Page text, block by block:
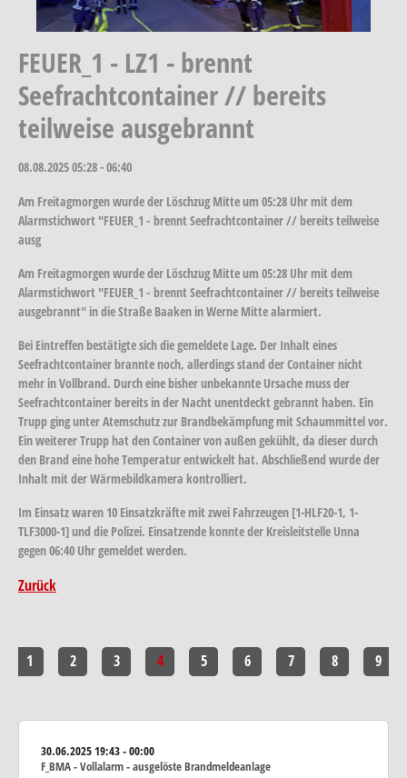
FEUER_1 - LZ1 - brennt
Seefrachtcontainer // bereits
teilweise ausgebrannt
08.08.202505:28 - 06:40
Am Freitagmorgen wurde der Löschzug Mitte um 05:28 Uhr mit dem
Alarmstichwort "FEUER_1 - brennt Seefrachtcontainer // bereits teilweise
ausg
Am Freitagmorgen wurde der Löschzug Mitte um 05:28 Uhr mit dem
Alarmstichwort "FEUER_1 - brennt Seefrachtcontainer // bereits teilweise
ausgebrannt" in die Straße Baaken in Werne Mitte alarmiert.
Bei Eintreffen bestätigte sich die gemeldete Lage. Der Inhalt eines
Seefrachtcontainer brannte noch, allerdings stand der Container nicht
mehr in Vollbrand. Durch eine bisher unbekannte Ursache muss der
Seefrachtcontainer bereits in der Nacht unentdeckt gebrannt haben. Ein
Trupp ging unter Atemschutz zur Brandbekämpfung mit Schaummittel vor.
Ein weiterer Trupp hat den Container von außen gekühlt, da dieser durch
den Brand eine hohe Temperatur entwickelt hat. Abschließend wurde der
Inhalt mit der Wärmebildkamera kontrolliert.
Im Einsatz waren 10 Einsatzkräfte mit zwei Fahrzeugen [1-HLF20-1, 1-
TLF3000-1] und die Polizei. Einsatzende konnte der Kreisleitstelle Unna
gegen 06:40 Uhr gemeldet werden.
Zurück
1 2 3 4 5 6 7 8 9
30.06.202519:43 - 00:00
F_BMA - Vollalarm - ausgelöste Brandmeldeanlage